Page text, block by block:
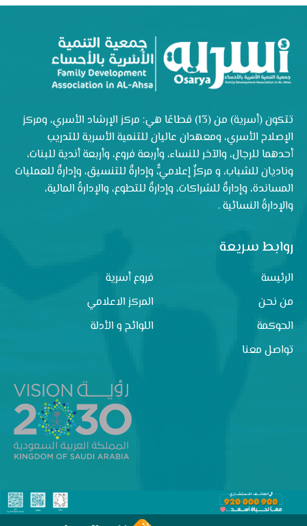
تتكون (أسرية) من (13) قطاعًا هي: مركز الإرشاد الأسري، ومركز
الإصلاح الأسري، ومعهدان عاليان للتنمية الأسرية للتدريب
أحدهما للرجال، والآخر للنساء، وأربعة فروع، وأربعة أندية للبنات،
وناديان للشباب، و مركزٌ إعلاميٌّ، وإدارةٌ للتنسيق، وإدارةٌ للعمليات
المساندة، وإدارةٌ للشراكات، وإدارةٌ للتطوع، والإدارةُ المالية،
والإدارةُ النسائية .
روابط سريعة
الرئيسة
فروع أسرية
من نحن
المركز الاعلامي
الحوكمة
اللوائح و الأدلة
تواصل معنا